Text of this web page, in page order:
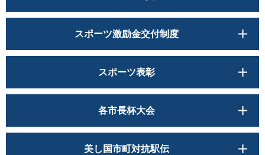
スポーツ激励金交付制度
スポーツ表彰
各市長杯大会
美し国市町対抗駅伝